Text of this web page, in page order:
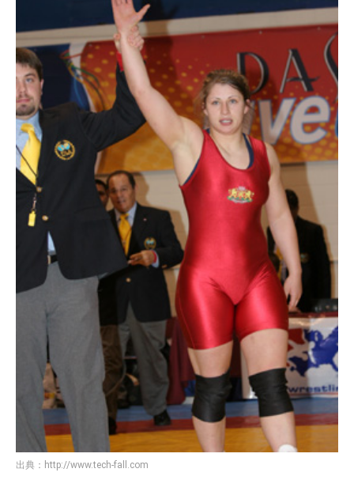
出典： http://www.tech-fall.com